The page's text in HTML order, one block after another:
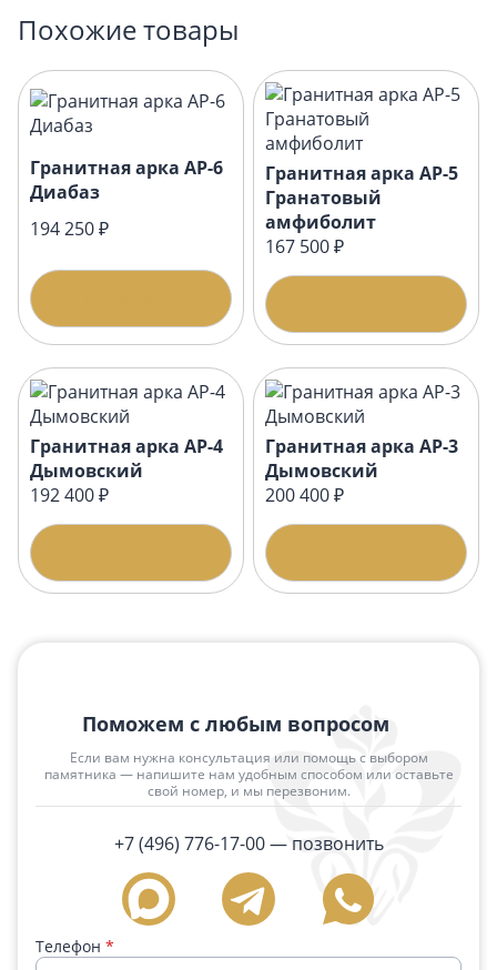
Похожие товары
Гранитная арка АР-6
Диабаз
194 250 ₽
Гранитная арка АР-5
Гранатовый
амфиболит
167 500 ₽
Гранитная арка АР-4
Дымовский
192 400 ₽
Гранитная арка АР-3
Дымовский
200 400 ₽
Поможем с любым вопросом
Если вам нужна консультация или помощь с выбором
памятника — напишите нам удобным способом или оставьте
свой номер, и мы перезвоним.
+7 (496) 776-17-00— позвонить
Телефон *